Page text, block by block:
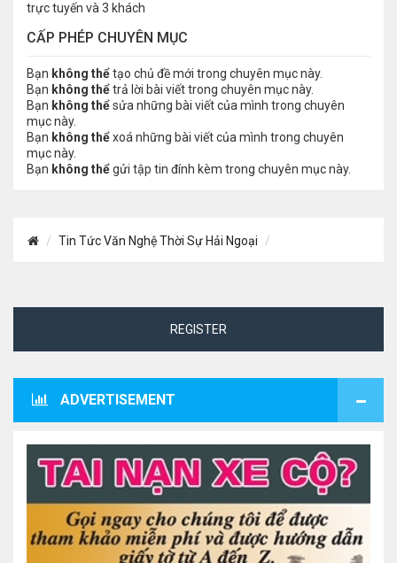
trực tuyến và 3 khách
CẤP PHÉP CHUYÊN MỤC
Bạn không thểtạo chủ đề mới trong chuyên mục này.
Bạn không thểtrả lời bài viết trong chuyên mục này.
Bạn không thểsửa những bài viết của mình trong chuyên
mục này.
Bạn không thểxoá những bài viết của mình trong chuyên
mục này.
Bạn không thểgửi tập tin đính kèm trong chuyên mục này.
Tin Tức Văn Nghệ Thời Sự Hải Ngoại
REGISTER
ADVERTISEMENT